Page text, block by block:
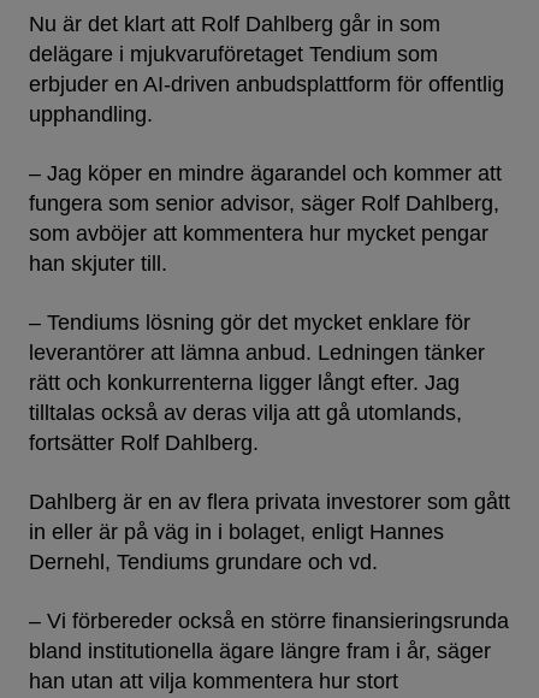
Nu är det klart att Rolf Dahlberg går in som
delägare i mjukvaruföretaget Tendium som
erbjuder en AI-driven anbudsplattform för offentlig
upphandling.
– Jag köper en mindre ägarandel och kommer att
fungera som senior advisor, säger Rolf Dahlberg,
som avböjer att kommentera hur mycket pengar
han skjuter till.
– Tendiums lösning gör det mycket enklare för
leverantörer att lämna anbud. Ledningen tänker
rätt och konkurrenterna ligger långt efter. Jag
tilltalas också av deras vilja att gå utomlands,
fortsätter Rolf Dahlberg.
Dahlberg är en av flera privata investorer som gått
in eller är på väg in i bolaget, enligt Hannes
Dernehl, Tendiums grundare och vd.
– Vi förbereder också en större finansieringsrunda
bland institutionella ägare längre fram i år, säger
han utan att vilja kommentera hur stort